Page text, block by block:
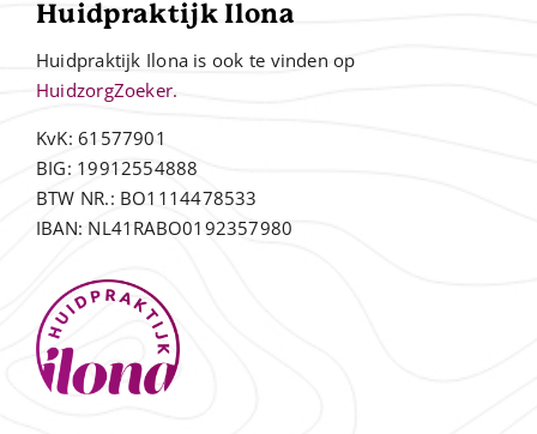
Huidpraktijk Ilona
Huidpraktijk Ilona is ook te vinden op
HuidzorgZoeker.
KvK: 61577901
BIG: 19912554888
BTW NR.: BO1114478533
IBAN: NL41RABO0192357980